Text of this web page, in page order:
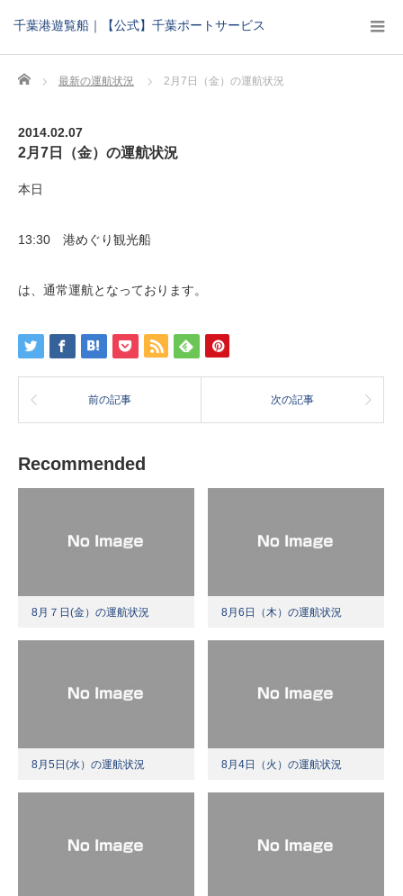
千葉港遊覧船｜【公式】千葉ポートサービス
Home 最新の運航状況 2月7日（金）の運航状況
2014.02.07
2月7日（金）の運航状況
本日
13:30 港めぐり観光船
は、通常運航となっております。
前の記事 次の記事
Recommended
8月７日(金）の運航状況 8月6日（木）の運航状況
8月5日(水）の運航状況 8月4日（火）の運航状況